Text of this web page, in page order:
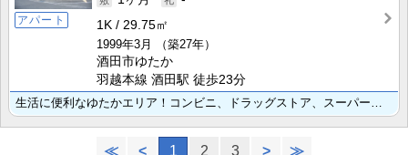
アパート
1K
29.75㎡
1999年3月
（築27年）
酒田市ゆたか
羽越本線 酒田駅 徒歩23分
生活に便利なゆたかエリア！コンビニ、ドラッグストア、スーパーなど徒歩圏内！
≪ < 1 2 3 > ≫